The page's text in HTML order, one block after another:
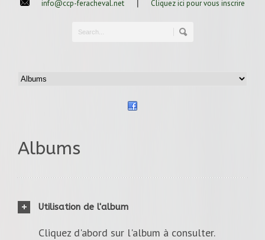
info@ccp-feracheval.net Cliquez ici pour vous inscrire
Albums
Utilisation de l'album
Cliquez d'abord sur l'album à consulter.